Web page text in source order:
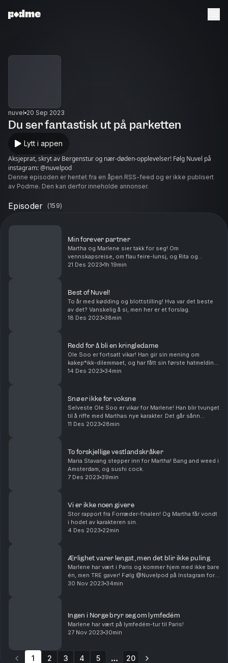
nuvel 20 Sep 2023
Du ser fantastisk ut på parketten
Lytt i appen
Aksjeprat, skryt av Bergenstur og nær-døden-opplevelser! Følg Nuvel på
instagram: @nuvelpod
Denne episoden er hentet fra en åpen RSS-feed og er ikke publisert
av Podme. Den kan derfor inneholde annonser.
Episoder (159)
Min forever partner
Martha og Marlene sier takk for seg! Om
vennskapsreise, om flau feire-lunsj, og Rita og
Wenche møtes endelig! "Vi er jo to tapere – podkast
21 Des 2023 1h 19min
Best of Nuvel!
To år med kødding og blottstilling! Hva var det beste
av det? Vanskelig å si, men her er et forslag.
18 Des 2023 38min
Redd for å bli en kringledame
Ole Soo er fortsatt vikar! Han gir sin mening om
kakep*ikk-dilemmaet, og har fått sin første hatmelding!
Følg Nuvel på instagram: @nuvelpod
14 Des 2023 34min
Snø er ikke for voksne
Selveste Ole Soo er vikar for Marlene! Han blir tvunget
til å riffe med Marthas nye karakter. Det går sånn
passe. Men han er flink på å le seg ut!
11 Des 2023 28min
To forskjellige vestlandskråker
Maria Stavang stepper inn for Martha! Bang and weed i
Amsterdam, og sushi cock.
7 Des 2023 39min
Vi er ikke noen givere
Stor rapport fra Forræder-finalen! Og Martha får vondt
i hodet av karakteren sin.
4 Des 2023 22min
Ærlighet varer lengst, men det blir ikke puling
Marlene har vært i Paris og kommer hjem med ikke bare
én, men TRE gaver! Følg @Nuvelpod på Instagram for å
se gavene. Og - SPOILER - Marlene snakker endelig
30 Nov 2023 34min
Ingen i Norge bryr seg om lymfedém
Marlene har vært på lymfedém-tur til Paris!
27 Nov 2023 30min
1 2 3 4 5 20